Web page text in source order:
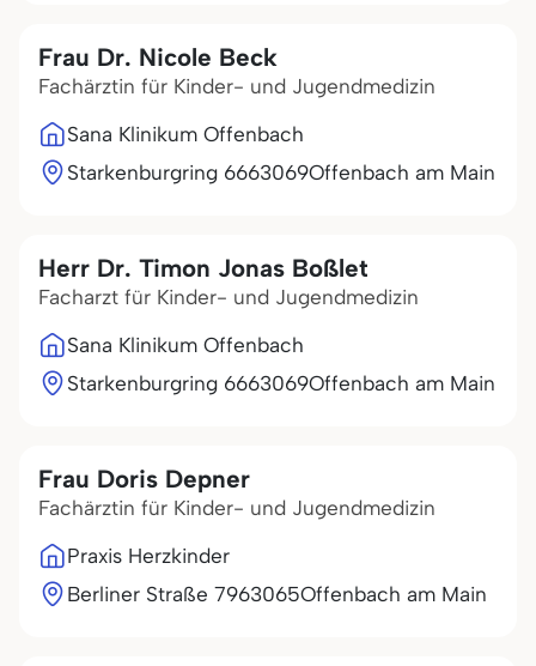
Frau Dr. Nicole Beck
Fachärztin für Kinder- und Jugendmedizin
Sana Klinikum Offenbach
Starkenburgring 6663069Offenbach am Main
Herr Dr. Timon Jonas Boßlet
Facharzt für Kinder- und Jugendmedizin
Sana Klinikum Offenbach
Starkenburgring 6663069Offenbach am Main
Frau Doris Depner
Fachärztin für Kinder- und Jugendmedizin
Praxis Herzkinder
Berliner Straße 7963065Offenbach am Main